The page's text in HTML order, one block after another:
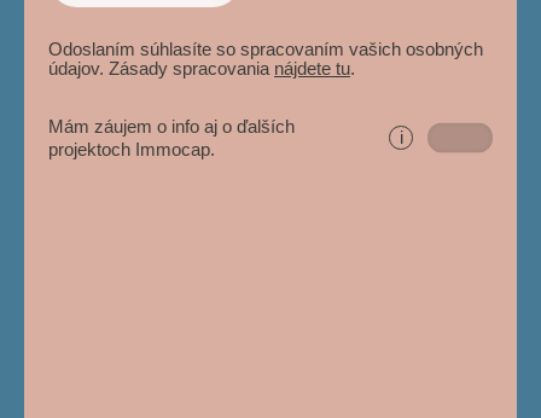
Odoslaním súhlasíte so spracovaním vašich osobných
údajov. Zásady spracovania nájdete tu.
Mám záujem o info aj o ďalších
projektoch Immocap.
i